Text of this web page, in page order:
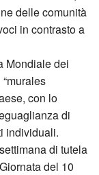
delle comunità
in contrasto a
Mondiale dei
con lo
di
individuali.
di tutela
del 10